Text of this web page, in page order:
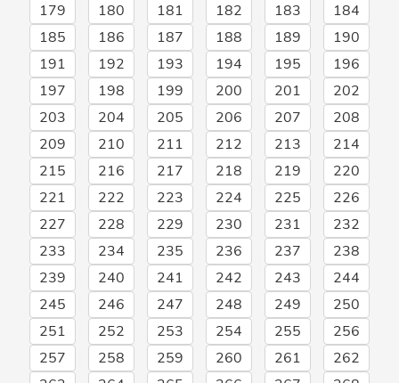
179
180 181 182 183
184
185
186 187 188 189
190
191
192 193 194 195
196
197
198 199 200 201
202
203
204 205 206 207
208
209
210 211 212 213
214
215
216 217 218 219
220
221
222 223 224 225
226
227
228 229 230 231
232
233
234 235 236 237
238
239
240 241 242 243
244
245
246 247 248 249
250
251
252 253 254 255
256
257
258 259 260 261
262